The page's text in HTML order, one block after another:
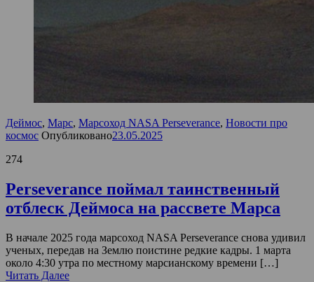
Деймос, Марс, Марсоход NASA Perseverance, Новости про
космос Опубликовано23.05.2025
274
Perseverance поймал таинственный
отблеск Деймоса на рассвете Марса
В начале 2025 года марсоход NASA Perseverance снова удивил
ученых, передав на Землю поистине редкие кадры. 1 марта
около 4:30 утра по местному марсианскому времени […]
Читать Далее